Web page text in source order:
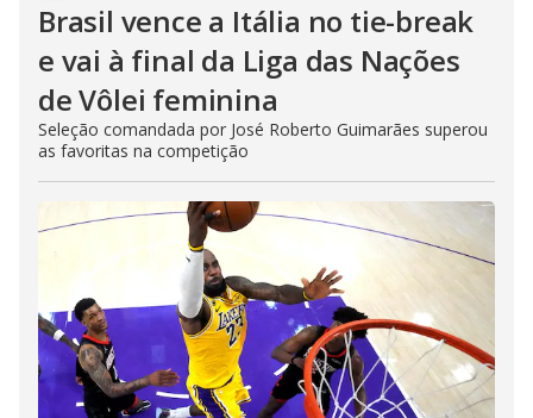
Brasil vence a Itália no tie-break
e vai à final da Liga das Nações
de Vôlei feminina
Seleção comandada por José Roberto Guimarães superou
as favoritas na competição